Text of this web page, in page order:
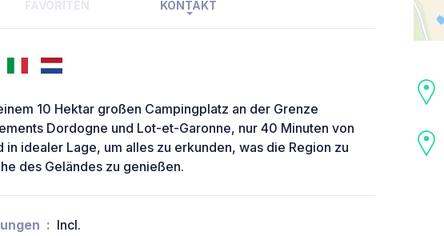
FAVORITEN KONTAKT
10 Hektar großen Campingplatz an der Grenze
Dordogne und Lot-et-Garonne, nur 40 Minuten von
idealer Lage, um alles zu erkunden, was die Region zu
des Geländes zu genießen.
Incl.